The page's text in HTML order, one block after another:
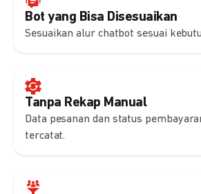
Bot yang Bisa Disesuaikan
Sesuaikan alur chatbot sesuai
Tanpa Rekap Manual
Data pesanan dan status
tercatat.